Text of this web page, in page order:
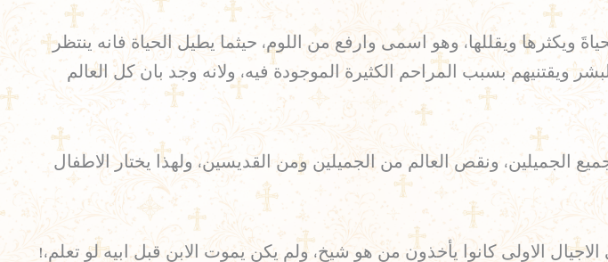
ويكثرها ويقللها، وهو اسمى وارفع من اللوم، حيثما يطيل الحياة فانه ينتظر
ويقتنيهم بسبب المراحم الكثيرة الموجودة فيه، ولانه وجد بان كل العالم
الجميلين، ونقص العالم من الجميلين ومن القديسين، ولهذا يختار الاطفال
الاولى كانوا يأخذون من هو شيخ، ولم يكن يموت الابن قبل ابيه لو تعلم،!